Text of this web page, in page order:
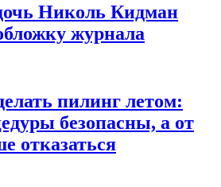
Николь Кидман
журнала
пилинг летом:
безопасны, а от
отказаться